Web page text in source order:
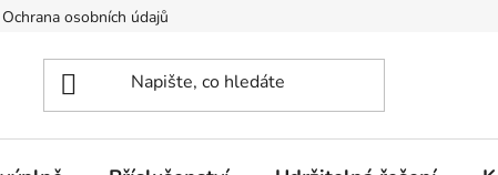
Ochrana osobních údajů